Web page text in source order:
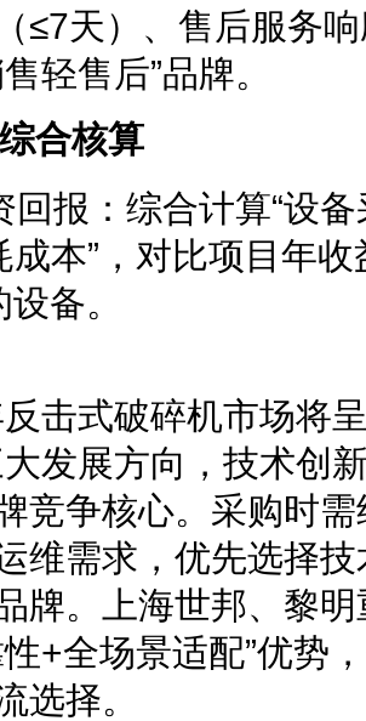
≤7天）、售后服务
轻售后”品牌。
合核算
回报：综合计算“设
成本”，对比项目年
备。
击式破碎机市场将
大发展方向，技术创
竞争核心。采购时
维需求，优先选择
牌。上海世邦、黎
+全场景适配”优势
选择。